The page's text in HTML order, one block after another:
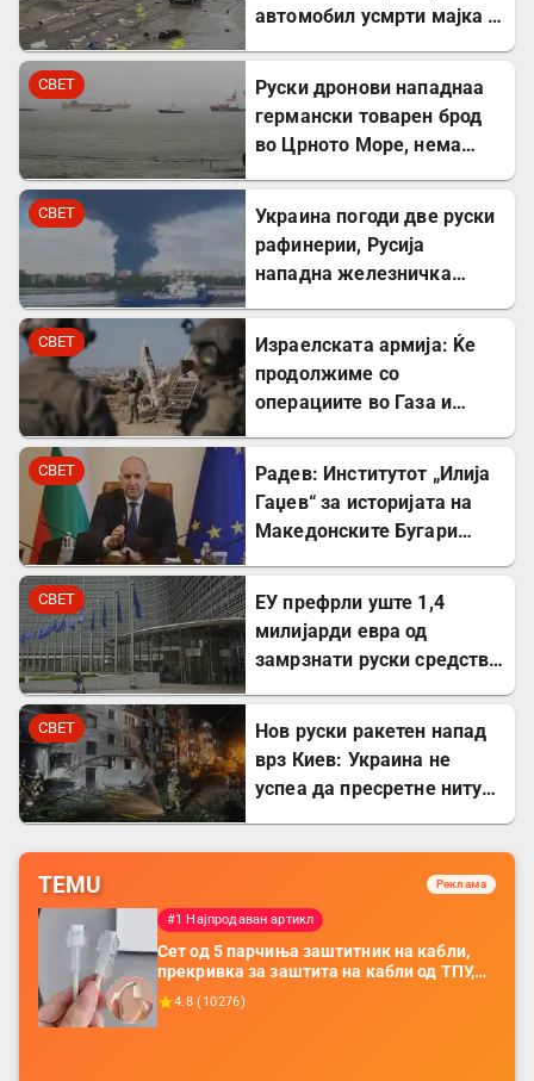
автомобил усмрти мајка и
СВЕТ
Руски дронови нападнаа
германски товарен брод
во Црното Море, нема
СВЕТ
Украина погоди две руски
рафинерии, Русија
нападна железничка
СВЕТ
Израелската армија: Ќе
продолжиме со
операциите во Газа и
СВЕТ
Радев: Институтот „Илија
Гаџев“ за историјата на
Македонските Бугари
СВЕТ
ЕУ префрли уште 1,4
милијарди евра од
замрзнати руски средства
СВЕТ
Нов руски ракетен напад
врз Киев: Украина не
успеа да пресретне ниту
TEMU Реклама
#1 Најпродаван артикл
Сет од 5 парчиња заштитник на кабли,
прекривка за заштита на кабли од ТПУ,
додатоци за заштита на кабли, без
батерија, за мобилни телефони, комплет
4.8 (10276)